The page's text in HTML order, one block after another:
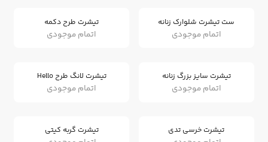
ست تیشرت شلوارک زنانه
اتمام موجودی
تیشرت طرح دکمه
اتمام موجودی
تیشرت سایز بزرگ زنانه
اتمام موجودی
تیشرت لانگ طرح Hello
اتمام موجودی
تیشرت خرسی تدی تیشرت گربه کیتی